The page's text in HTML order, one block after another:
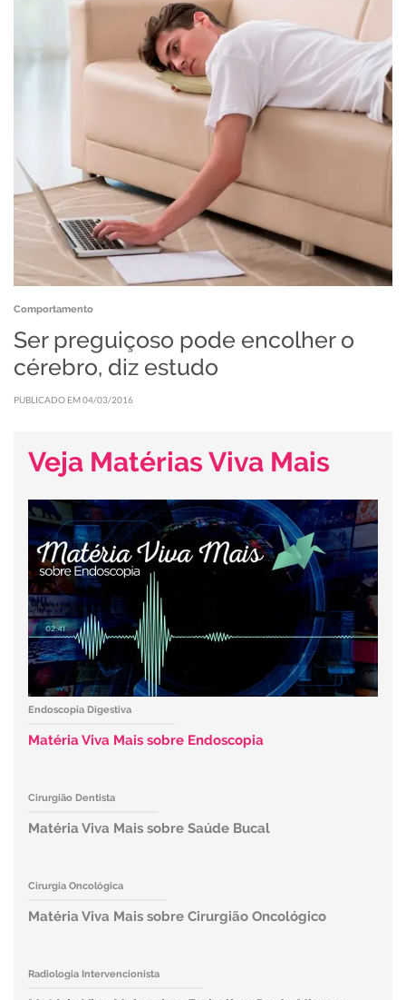
Comportamento
Ser preguiçoso pode encolher o
cérebro, diz estudo
PUBLICADO EM 04/03/2016
Veja Matérias Viva Mais
Endoscopia Digestiva
Matéria Viva Mais sobre Endoscopia
Cirurgião Dentista
Matéria Viva Mais sobre Saúde Bucal
Cirurgia Oncológica
Matéria Viva Mais sobre Cirurgião Oncológico
Radiologia Intervencionista